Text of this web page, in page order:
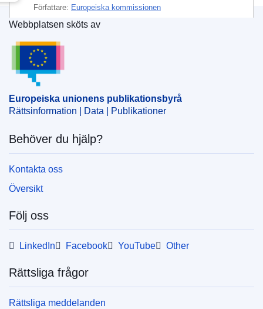
Författare: Europeiska kommissionen
CELEX : C/2024/05886
ELI :C/2024/5886/oj
IMMC : 9999
pdfa2a
Europeiska unionens publikationsbyrå
Webbplatsen sköts av
Europeiska unionens publikationsbyrå
Rättsinformation | Data | Publikationer
Behöver du hjälp?
Kontakta oss
Översikt
Följ oss
LinkedIn Facebook YouTube Other
Rättsliga frågor
Rättsliga meddelanden